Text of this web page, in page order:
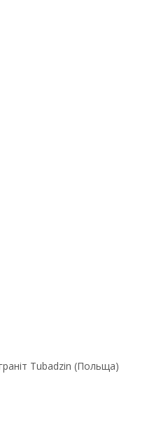
Tubadzin (Польща)